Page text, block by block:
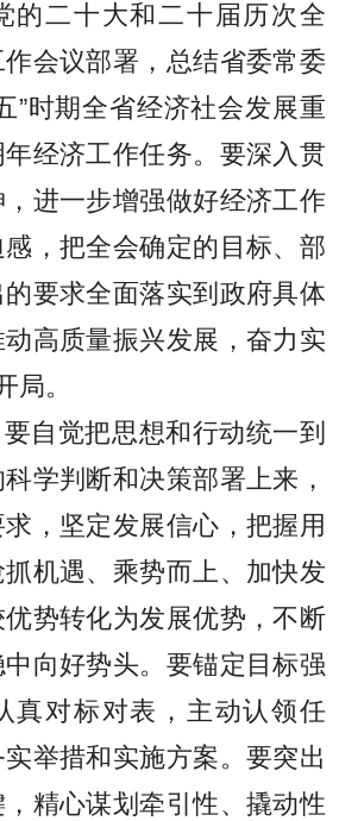
的二十大和二十届历次全
会议部署，总结省委常委
”时期全省经济社会发展重
经济工作任务。要深入贯
进一步增强做好经济工作
，把全会确定的目标、部
要求全面落实到政府具体
高质量振兴发展，奋力实
局。
自觉把思想和行动统一到
学判断和决策部署上来，
，坚定发展信心，把握用
机遇、乘势而上、加快发
势转化为发展优势，不断
向好势头。要锚定目标强
真对标对表，主动认领任
举措和实施方案。要突出
精心谋划牵引性、撬动性